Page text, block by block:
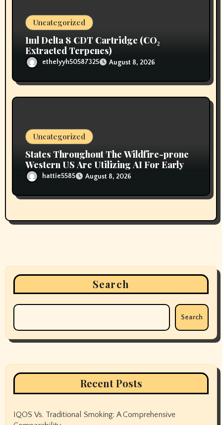
Uncategorized
1ml Delta 8 CDT Cartridge (CO₂
Extracted Terpenes)
ethelyyh50587325 August 8, 2026
Uncategorized
States Throughout The Wildfire-prone
Western US Are Utilizing AI For Early
hattie5585 August 8, 2026
Search
Search
Recent Posts
IQOS Vs. Traditional Smoking: A Comprehensive